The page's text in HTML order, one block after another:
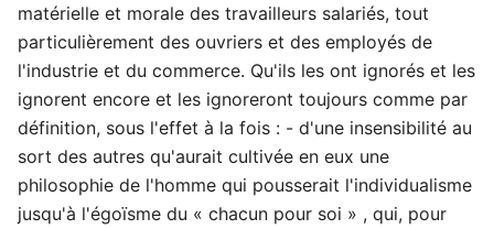
matérielle et morale des travailleurs salariés, tout
particulièrement des ouvriers et des employés de
l'industrie et du commerce. Qu'ils les ont ignorés et les
ignorent encore et les ignoreront toujours comme par
définition, sous l'effet à la fois : - d'une insensibilité au
sort des autres qu'aurait cultivée en eux une
philosophie de l'homme qui pousserait l'individualisme
jusqu'à l'égoïsme du « chacun pour soi » , qui, pour